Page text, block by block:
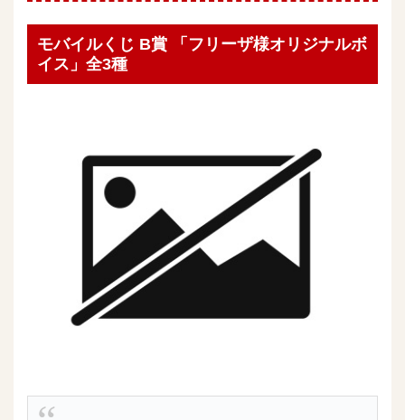
モバイルくじ B賞 「フリーザ様オリジナルボ
イス」全3種